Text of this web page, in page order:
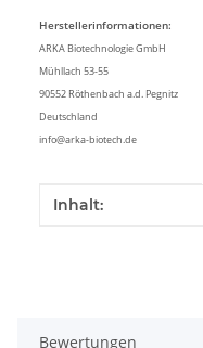
Herstellerinformationen:
ARKA Biotechnologie GmbH
Mühllach 53-55
90552 Röthenbach a.d. Pegnitz
Deutschland
info@arka-biotech.de
Produkteigenschaft
Wert
Inhalt:
Bewertungen